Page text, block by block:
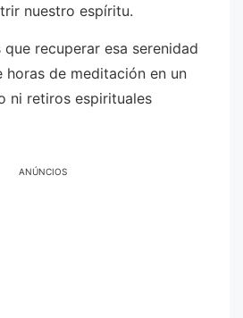
nuestro espíritu.
recuperar esa serenidad
horas de meditación en un
ni retiros espirituales
ANÚNCIOS